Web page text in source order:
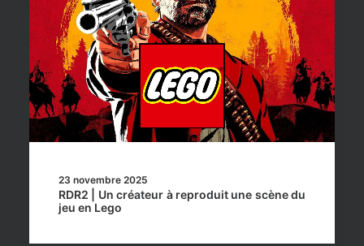
23 novembre 2025
RDR2 | Un créateur à reproduit une scène du
jeu en Lego